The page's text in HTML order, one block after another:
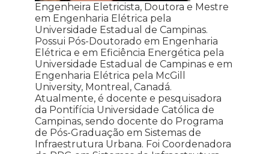
Engenheira Eletricista, Doutora e Mestre
em Engenharia Elétrica pela
Universidade Estadual de Campinas.
Possui Pós-Doutorado em Engenharia
Elétrica e em Eficiência Energética pela
Universidade Estadual de Campinas e em
Engenharia Elétrica pela McGill
University, Montreal, Canadá.
Atualmente, é docente e pesquisadora
da Pontifícia Universidade Católica de
Campinas, sendo docente do Programa
de Pós-Graduação em Sistemas de
Infraestrutura Urbana. Foi Coordenadora